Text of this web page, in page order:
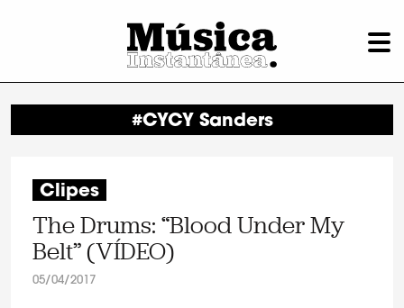
#CYCY Sanders
Clipes
The Drums: “Blood Under My
Belt” (VÍDEO)
05/04/2017